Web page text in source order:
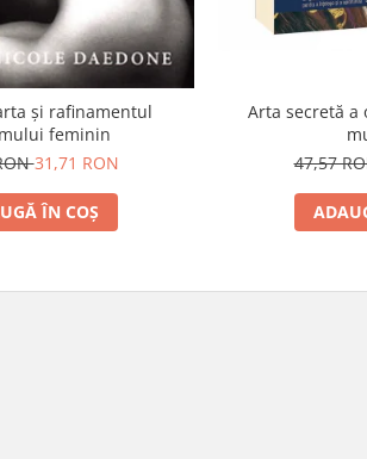
şi rafinamentul
feminin
31,71 RON
ÎN COȘ
Arta secretă a
47,57